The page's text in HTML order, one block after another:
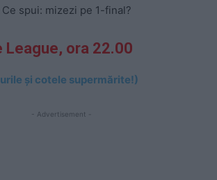
spui: mizezi pe 1-final?
League, ora 22.00
și cotele supermărite!)
- Advertisement -